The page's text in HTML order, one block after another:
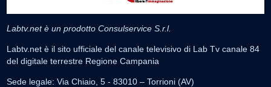
Labtv.net è un prodotto Consulservice S.r.l.
Labtv.net è il sito ufficiale del canale televisivo di Lab Tv canale 84
del digitale terrestre Regione Campania
Sede legale: Via Chiaio, 5 - 83010 – Torrioni (AV)